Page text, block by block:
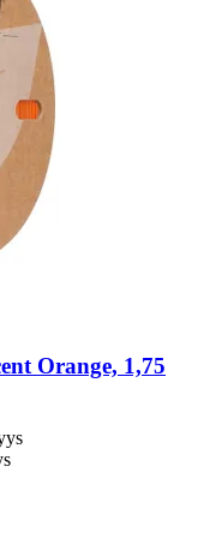
Orange, 1,75